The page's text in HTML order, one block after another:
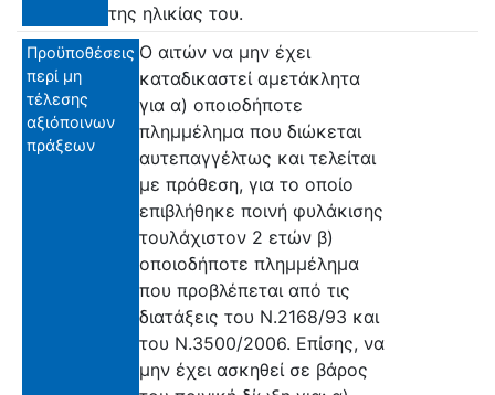
της ηλικίας του.
Προϋποθέσεις
περί μη
τέλεσης
αξιόποινων
πράξεων
Ο αιτών να μην έχει
καταδικαστεί αμετάκλητα
για α) οποιοδήποτε
πλημμέλημα που διώκεται
αυτεπαγγέλτως και τελείται
με πρόθεση, για το οποίο
επιβλήθηκε ποινή φυλάκισης
τουλάχιστον 2 ετών β)
οποιοδήποτε πλημμέλημα
που προβλέπεται από τις
διατάξεις του Ν.2168/93 και
του Ν.3500/2006. Επίσης, να
μην έχει ασκηθεί σε βάρος